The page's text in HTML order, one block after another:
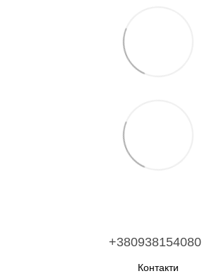
+380938154080
Контакти